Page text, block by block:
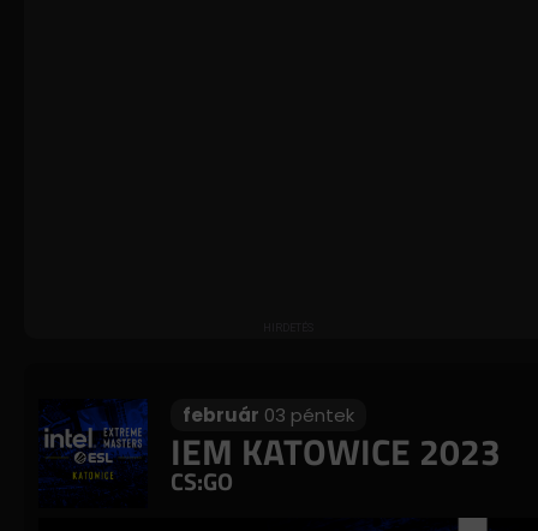
február 03 péntek
IEM KATOWICE 2023
CS:GO